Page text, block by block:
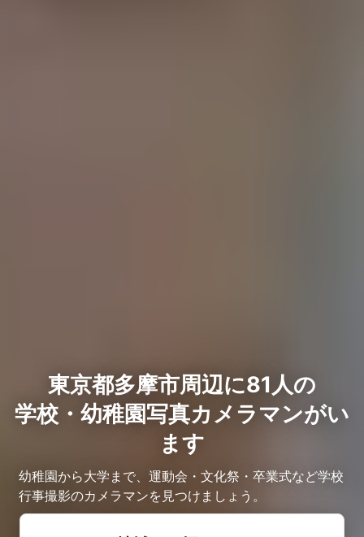
東京都多摩市周辺に81人の
学校・幼稚園写真カメラマンがい
ます
幼稚園から大学まで、運動会・文化祭・卒業式など学校
行事撮影のカメラマンを見つけましょう。